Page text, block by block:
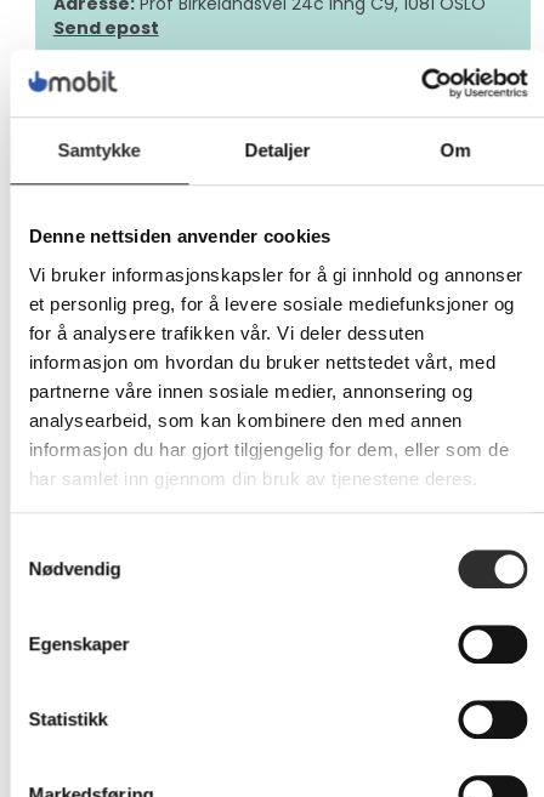
Samtykke Detaljer Om
Denne nettsiden anvender cookies
Vi bruker informasjonskapsler for å gi innhold og annonser
et personlig preg, for å levere sosiale mediefunksjoner og
for å analysere trafikken vår. Vi deler dessuten
informasjon om hvordan du bruker nettstedet vårt, med
partnerne våre innen sosiale medier, annonsering og
analysearbeid, som kan kombinere den med annen
informasjon du har gjort tilgjengelig for dem, eller som de
har samlet inn gjennom din bruk av tjenestene deres.
Nødvendig
Egenskaper
Statistikk
Send epost
Produkter og tjenester:
IT-sikkerhet
IT-tjenester &
Hardware
Telefoni
Digital Signage